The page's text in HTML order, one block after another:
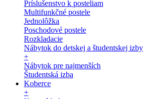
Príslušenstvo k posteliam
Multifunkčné postele
Jednolôžka
Poschodové postele
Rozkladacie
Nábytok do detskej a študentskej izby
+
Nábytok pre najmenších
Študentská izba
Koberce
+